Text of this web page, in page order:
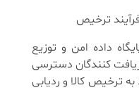
ترخیص
داده امن و توزیع
کنندگان دسترسی
ترخیص کالا و ردیابی